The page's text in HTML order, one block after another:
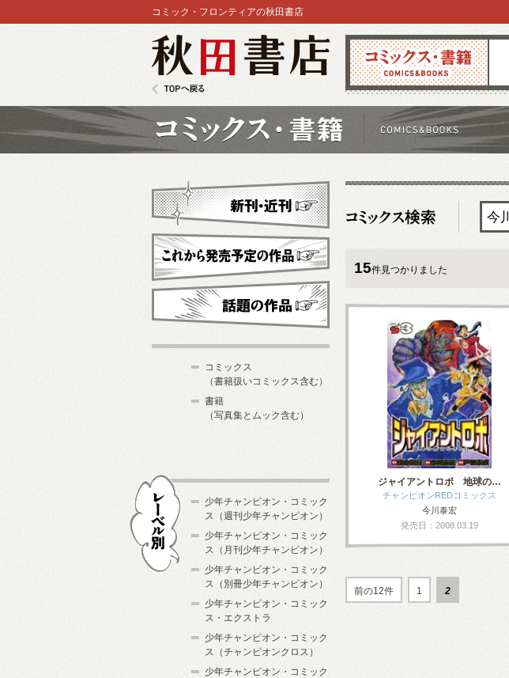
コミックス 雑誌
コミック・フロンティアの秋田書店
15件見つかりました
ジャイアントロボ 地球の…
チャンピオンREDコミックス
今川泰宏
発売日：2008.03.19
前の12件 1 2
新刊・近刊
これから発売予定
コミックス
（書籍扱いコミックス含む）
書籍
（写真集とムック含む）
少年チャンピオン・コミック
ス（週刊少年チャンピオン）
少年チャンピオン・コミック
ス（月刊少年チャンピオン）
少年チャンピオン・コミック
ス（別冊少年チャンピオン）
少年チャンピオン・コミック
ス・エクストラ
少年チャンピオン・コミック
ス（チャンピオンクロス）
少年チャンピオン・コミック